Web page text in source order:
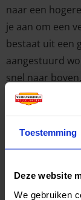
Toestemming
Deze website
We gebruiken
naar een
je aan om een
bestaat uit een
aangestuurd
snel naar
door onze
Vraag je
vandaag